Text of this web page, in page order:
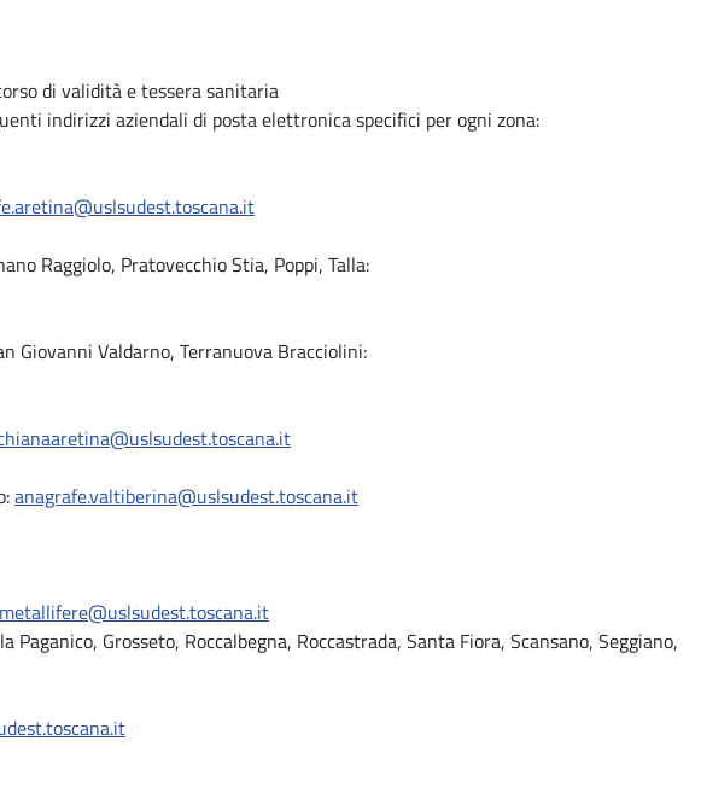
di validità e tessera sanitaria
indirizzi aziendali di posta elettronica specifici per ogni zona:
Raggiolo, Pratovecchio Stia, Poppi, Talla:
Giovanni Valdarno, Terranuova Bracciolini:
anagrafe.valtiberina@uslsudest.toscana.it
Grosseto, Roccalbegna, Roccastrada, Santa Fiora, Scansano, Seggiano,